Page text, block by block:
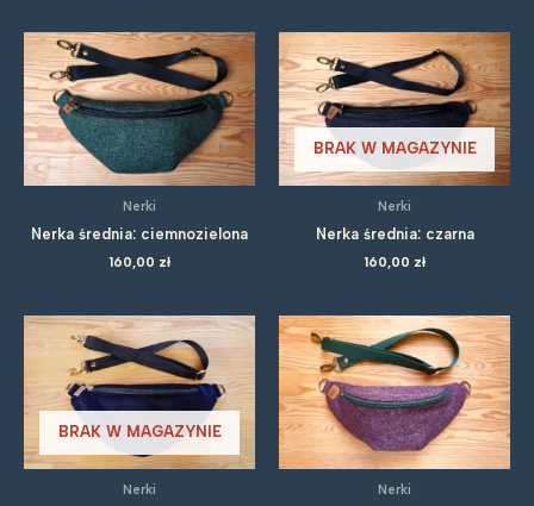
Nerki
Nerka średnia: ciemnozielona
160,00 zł
BRAK W MAGAZYNIE
Nerki
Nerka średnia: czarna
160,00 zł
BRAK W MAGAZYNIE
Nerki Nerki